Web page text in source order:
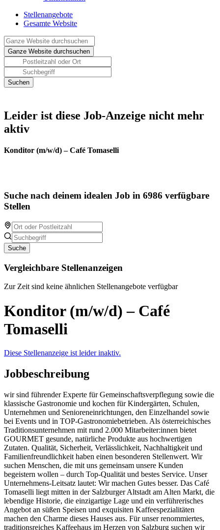
Stellenangebote
Gesamte Website
Leider ist diese Job-Anzeige nicht mehr
aktiv
Konditor (m/w/d) – Café Tomaselli
Suche nach deinem idealen Job in 6986 verfügbare
Stellen
Suche
Vergleichbare Stellenanzeigen
Zur Zeit sind keine ähnlichen Stellenangebote verfügbar
Konditor (m/w/d) – Café
Tomaselli
Diese Stellenanzeige ist leider inaktiv.
Jobbeschreibung
wir sind führender Experte für Gemeinschaftsverpflegung sowie die
klassische Gastronomie und kochen für Kindergärten, Schulen,
Unternehmen und Senioreneinrichtungen, den Einzelhandel sowie
bei Events und in TOP-Gastronomiebetrieben. Als österreichisches
Traditionsunternehmen mit rund 2.000 Mitarbeiter:innen bietet
GOURMET gesunde, natürliche Produkte aus hochwertigen
Zutaten. Qualität, Sicherheit, Verlässlichkeit, Nachhaltigkeit und
Familienfreundlichkeit haben einen besonderen Stellenwert. Wir
suchen Menschen, die mit uns gemeinsam unsere Kunden
begeistern wollen – durch Top-Qualität und bestes Service. Unser
Unternehmens-Leitsatz lautet: Wir machen Gutes besser. Das Café
Tomaselli liegt mitten in der Salzburger Altstadt am Alten Markt, die
lebendige Historie, die einzigartige Lage und ein verführerisches
Angebot an süßen Speisen und exquisiten Kaffeespezialitäten
machen den Charme dieses Hauses aus. Für unser renommiertes,
traditionsreiches Kaffeehaus im Herzen von Salzburg suchen wir